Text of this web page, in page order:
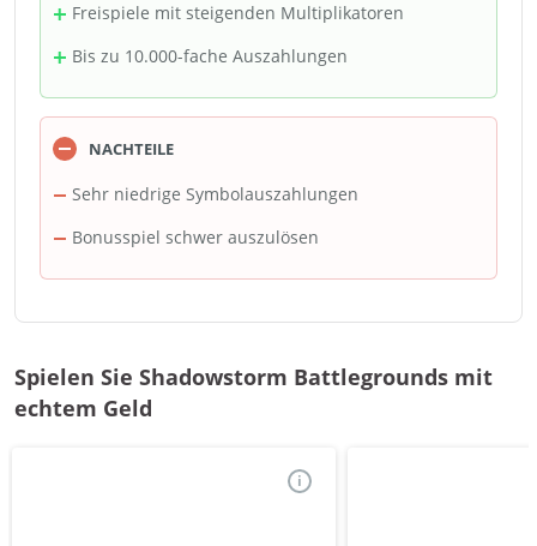
Freispiele mit steigenden Multiplikatoren
Bis zu 10.000-fache Auszahlungen
NACHTEILE
Sehr niedrige Symbolauszahlungen
Bonusspiel schwer auszulösen
Spielen Sie Shadowstorm Battlegrounds mit
echtem Geld
i